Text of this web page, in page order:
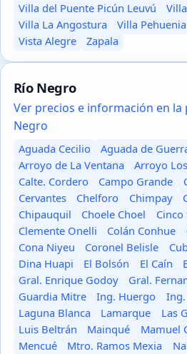
Villa del Puente Picún Leuvú
Villa La Angostura
Villa Pehuenia
Vista Alegre
Zapala
Río Negro
Ver precios e información en la
Negro
Aguada Cecilio Aguada de
Arroyo de La Ventana
Arroyo
Calte. Cordero
Campo Grande
Cervantes
Chelforo Chimpay
Chipauquil
Choele Choel Cinco
Clemente Onelli
Colán Conhue
Cona Niyeu
Coronel Belisle
Dina Huapi
El Bolsón El Caín
Gral. Enrique Godoy
Gral.
Guardia Mitre
Ing. Huergo
Ing.
Laguna Blanca
Lamarque Las
Luis Beltrán
Mainqué Mamuel
Mencué
Mtro. Ramos Mexia